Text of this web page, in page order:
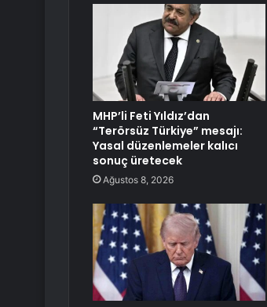
MHP’li Feti Yıldız’dan
“Terörsüz Türkiye” mesajı:
Yasal düzenlemeler kalıcı
sonuç üretecek
Ağustos 8, 2026